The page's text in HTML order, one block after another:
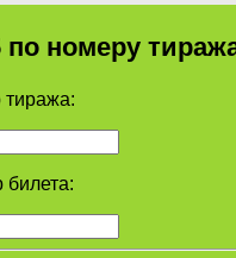
номеру